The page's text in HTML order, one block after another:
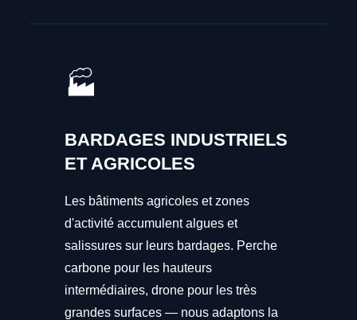
🏭
BARDAGES INDUSTRIELS
ET AGRICOLES
Les bâtiments agricoles et zones
d'activité accumulent algues et
salissures sur leurs bardages. Perche
carbone pour les hauteurs
intermédiaires, drone pour les très
grandes surfaces — nous adaptons la